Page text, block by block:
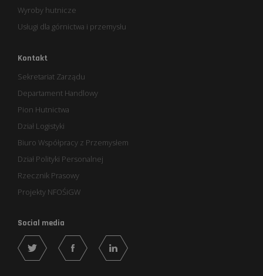
Wyroby hutnicze
Usługi dla górnictwa i przemysłu
Kontakt
Sekretariat Zarządu
Departament Handlowy
Pion Hutnictwa
Dział Logistyki
Biuro Współpracy z Przemysłem
Dział Polityki Personalnej
Rzecznik Prasowy
Projekty NFOŚiGW
Social media